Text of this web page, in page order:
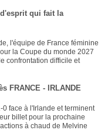
d'esprit qui fait la
l'équipe de France féminine
la Coupe du monde 2027
confrontation difficile et
FRANCE - IRLANDE
face à l'Irlande et terminent
billet pour la prochaine
à chaud de Melvine